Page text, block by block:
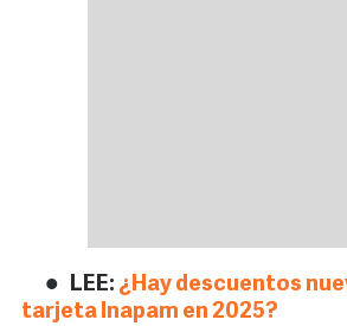
LEE: ¿Hay descuentos
tarjeta Inapam en 2025?